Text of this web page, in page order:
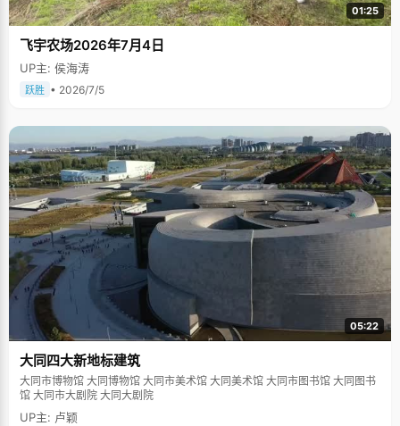
01:25
飞宇农场2026年7月4日
UP主: 侯海涛
跃胜 • 2026/7/5
05:22
大同四大新地标建筑
大同市博物馆 大同博物馆 大同市美术馆 大同美术馆 大同市图书馆 大同图书
馆 大同市大剧院 大同大剧院
UP主: 卢颖